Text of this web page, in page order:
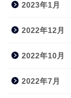
2023年1月
2022年12月
2022年10月
2022年7月